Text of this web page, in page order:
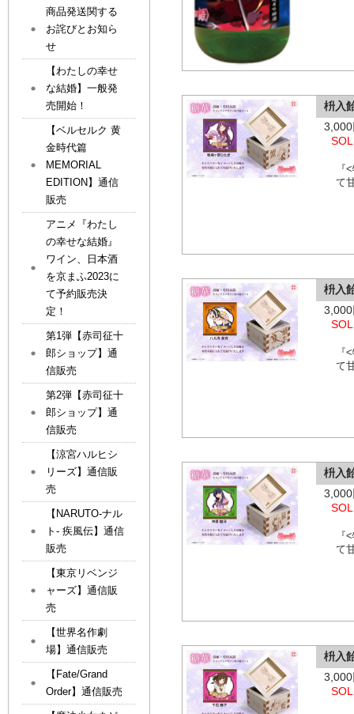
枡入
『
て
枡入
『
て
枡入
『
て
枡入
商品発送関する
お詫びとお知ら
せ
【わたしの幸せ
な結婚】一般発
売開始！
【ベルセルク 黄
金時代篇
MEMORIAL
EDITION】通信
販売
アニメ『わたし
の幸せな結婚』
ワイン、日本酒
を京まふ2023に
て予約販売決
定！
第1弾【赤司征十
郎ショップ】通
信販売
第2弾【赤司征十
郎ショップ】通
信販売
【涼宮ハルヒシ
リーズ】通信販
売
【NARUTO-ナル
ト- 疾風伝】通信
販売
【東京リベンジ
ャーズ】通信販
売
【世界名作劇
場】通信販売
【Fate/Grand
Order】通信販売